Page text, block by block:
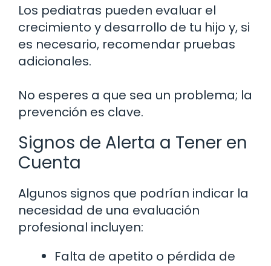
Los pediatras pueden evaluar el
crecimiento y desarrollo de tu hijo y, si
es necesario, recomendar pruebas
adicionales.
No esperes a que sea un problema; la
prevención es clave.
Signos de Alerta a Tener en
Cuenta
Algunos signos que podrían indicar la
necesidad de una evaluación
profesional incluyen:
Falta de apetito o pérdida de